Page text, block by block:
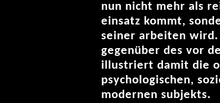
nun nicht mehr als
einsatz kommt,
seiner arbeiten wird.
gegenüber des vor
illustriert damit die
psychologischen,
modernen subjekts.